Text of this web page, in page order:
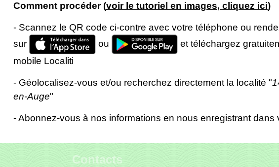
Comment procéder (voir le tutoriel en images, cliquez ici)
- Scannez le QR code ci-contre avec votre téléphone ou
sur
ou
et téléchargez
mobile Localiti
- Géolocalisez-vous et/ou recherchez directement la localité "
en-Auge"
- Abonnez-vous à nos informations en nous enregistrant dans
Contacts